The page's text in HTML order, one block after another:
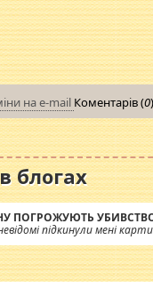
на e-mail Коментарів (0)
блогах
ПОГРОЖУЮТЬ
підкинули мені